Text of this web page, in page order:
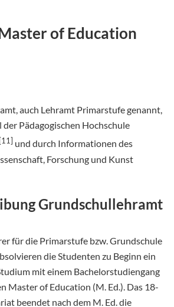
of Education
auch Lehramt Primarstufe genannt,
Pädagogischen Hochschule
[11] und durch Informationen des
Forschung und Kunst
Grundschullehramt
für die Primarstufe bzw. Grundschule
die Studenten zu Beginn ein
mit einem Bachelorstudiengang
Master of Education (M. Ed.). Das 18-
beendet nach dem M. Ed. die